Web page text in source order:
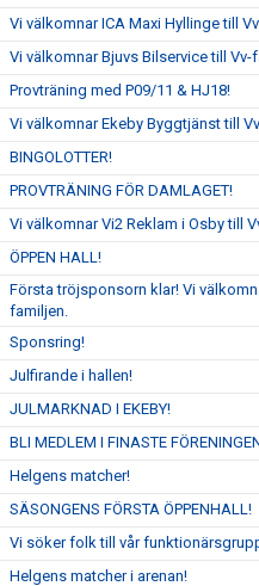
Vi välkomnar ICA Maxi Hyllinge till
Vi välkomnar Bjuvs Bilservice till Vv-
Provträning med P09/11 & HJ18!
Vi välkomnar Ekeby Byggtjänst till
BINGOLOTTER!
PROVTRÄNING FÖR DAMLAGET!
Vi välkomnar Vi2 Reklam i Osby till
ÖPPEN HALL!
Första tröjsponsorn klar! Vi
familjen.
Sponsring!
Julfirande i hallen!
JULMARKNAD I EKEBY!
BLI MEDLEM I FINASTE
Helgens matcher!
SÄSONGENS FÖRSTA ÖPPENHALL!
Vi söker folk till vår
Helgens matcher i arenan!